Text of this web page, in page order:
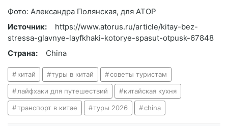
Фото: Александра Полянская, для АТОР
Источник:
https://www.atorus.ru/article/kitay-bez-
stressa-glavnye-layfkhaki-kotorye-spasut-otpusk-67848
Страна:
China
китай туры в китай советы туристам
лайфхаки для путешествий китайская кухня
транспорт в китае туры 2026 china